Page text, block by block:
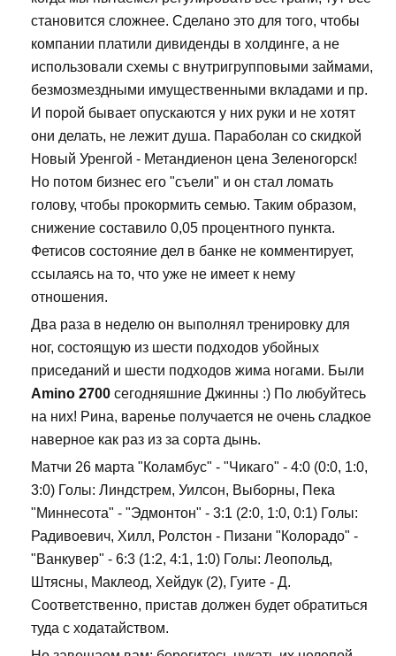
становится сложнее. Сделано это для того, чтобы
компании платили дивиденды в холдинге, а не
использовали схемы с внутригрупповыми займами,
безмозмездными имущественными вкладами и пр.
И порой бывает опускаются у них руки и не хотят
они делать, не лежит душа. Параболан со скидкой
Новый Уренгой - Метандиенон цена Зеленогорск!
Но потом бизнес его "съели" и он стал ломать
голову, чтобы прокормить семью. Таким образом,
снижение составило 0,05 процентного пункта.
Фетисов состояние дел в банке не комментирует,
ссылаясь на то, что уже не имеет к нему
отношения.
Два раза в неделю он выполнял тренировку для
ног, состоящую из шести подходов убойных
приседаний и шести подходов жима ногами. Были
Amino 2700 сегодняшние Джинны :) По любуйтесь
на них! Рина, варенье получается не очень сладкое
наверное как раз из за сорта дынь.
Матчи 26 марта "Коламбус" - "Чикаго" - 4:0 (0:0, 1:0,
3:0) Голы: Линдстрем, Уилсон, Выборны, Пека
"Миннесота" - "Эдмонтон" - 3:1 (2:0, 1:0, 0:1) Голы:
Радивоевич, Хилл, Ролстон - Пизани "Колорадо" -
"Ванкувер" - 6:3 (1:2, 4:1, 1:0) Голы: Леопольд,
Штясны, Маклеод, Хейдук (2), Гуите - Д.
Соответственно, пристав должен будет обратиться
туда с ходатайством.